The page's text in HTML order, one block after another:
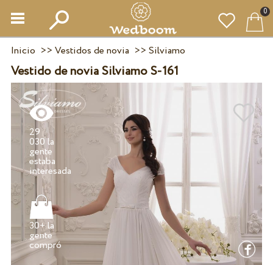
0
Inicio >> Vestidos de novia >> Silviamo
Vestido de novia Silviamo S-161
29
030 la
gente
estaba
30+ la
gente
compró